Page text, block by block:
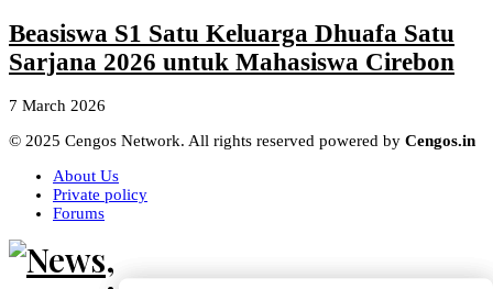
Beasiswa S1 Satu Keluarga Dhuafa Satu
Sarjana 2026 untuk Mahasiswa Cirebon
7 March 2026
© 2025 Cengos Network. All rights reserved powered by Cengos.in
About Us
Private policy
Forums